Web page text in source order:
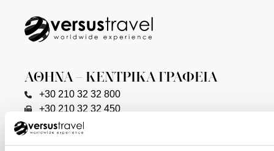
ΑΘΗΝΑ – ΚΕΝΤΡΙΚΑ ΓΡΑΦΕΙΑ
+30 210 32 32 800
+30 210 32 32 450
Φιλελλήνων 7, Σύνταγμα, 105 57 (1ος όροφος)
info@versus-travel.gr